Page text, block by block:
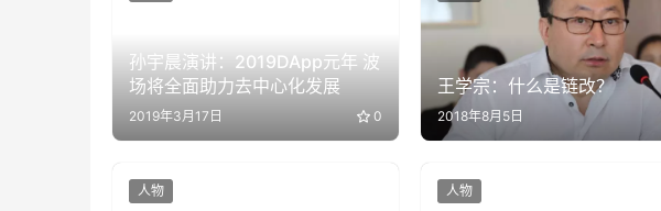
孙宇晨演讲：2019DApp元年 波
场将全面助力去中心化发展
2019年3月17日 0
王学宗：什么是链改？
2018年8月5日
人物 人物